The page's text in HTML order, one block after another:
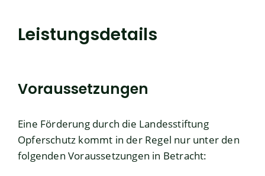
Leistungsdetails
Voraussetzungen
Eine Förderung durch die Landesstiftung
Opferschutz kommt in der Regel nur unter den
folgenden Voraussetzungen in Betracht: